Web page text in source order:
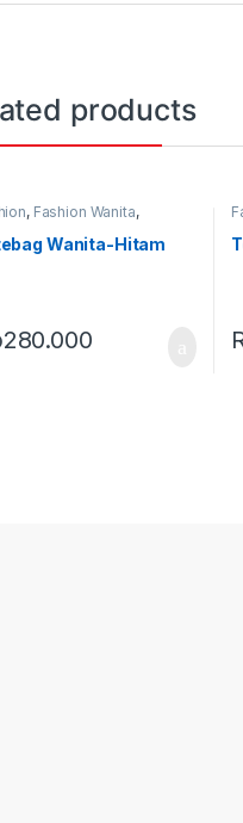
products
, Fashion Wanita,
Adat
Produk
,TasWanita-Hitam
280.000